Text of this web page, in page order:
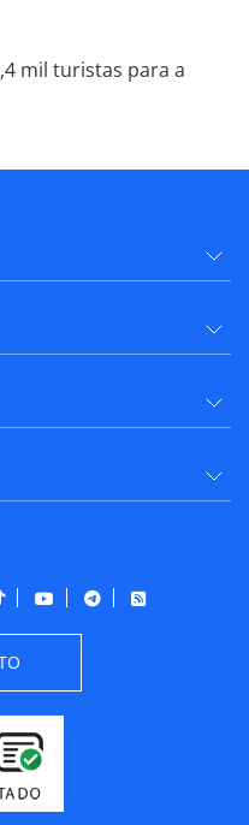
mil turistas para a